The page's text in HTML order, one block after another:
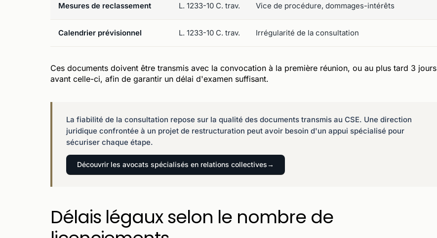
Mesures de reclassement L. 1233-10 C. trav. Vice de procédure, dommages-intérêts
Calendrier prévisionnel L. 1233-10 C. trav. Irrégularité de la consultation
Ces documents doivent être transmis avec la convocation à la première réunion, ou au plus tard 3 jours
avant celle-ci, afin de garantir un délai d'examen suffisant.
La fiabilité de la consultation repose sur la qualité des documents transmis au CSE. Une direction
juridique confrontée à un projet de restructuration peut avoir besoin d'un appui spécialisé pour
sécuriser chaque étape.
Découvrir les avocats spécialisés en relations collectives
Délais légaux selon le nombre de